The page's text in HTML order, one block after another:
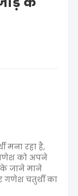
मना रहा है,
को अपने
के जाने माने
गणेश चतुर्थी का